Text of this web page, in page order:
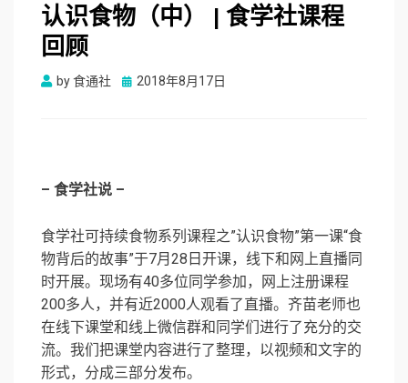
认识食物（中） | 食学社课程
回顾
by食通社
Posted
2018年8月17日
– 食学社说 –
食学社可持续食物系列课程之”认识食物”第一课“食
物背后的故事”于7月28日开课，线下和网上直播同
时开展。现场有40多位同学参加，网上注册课程
200多人，并有近2000人观看了直播。齐苗老师也
在线下课堂和线上微信群和同学们进行了充分的交
流。我们把课堂内容进行了整理，以视频和文字的
形式，分成三部分发布。